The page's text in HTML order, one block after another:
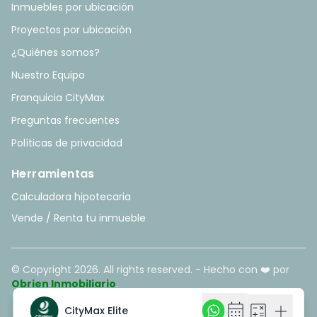
CityMax Elite calendar_month calculate add
CityMax Elite calendar_month calculate add
Inmuebles por ubicación
Proyectos por ubicación
¿Quiénes somos?
Nuestro Equipo
Franquicia CityMax
Preguntas frecuentes
Políticas de privacidad
Herramientas
Calculadora hipotecaria
Vende / Renta tu inmueble
© Copyright 2026. All rights reserved. - Hecho con ❤️ por
Obrien Inmobiliario.